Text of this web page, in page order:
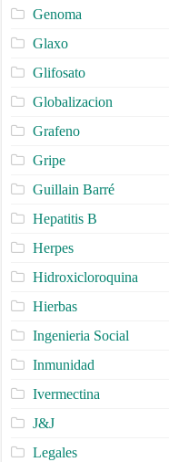
Genoma
Glaxo
Glifosato
Globalizacion
Grafeno
Gripe
Guillain Barré
Hepatitis B
Herpes
Hidroxicloroquina
Hierbas
Ingenieria Social
Inmunidad
Ivermectina
J&J
Legales